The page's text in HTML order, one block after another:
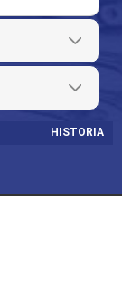
HISTORIA